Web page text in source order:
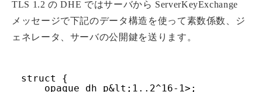
TLS 1.2 の DHE ではサーバから ServerKeyExchange
メッセージで下記のデータ構造を使って素数係数、ジ
ェネレータ、サーバの公開鍵を送ります。
struct {
opaque dh_p&lt;1..2^16-1>;